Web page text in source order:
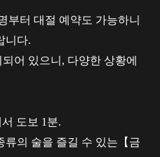
부터 대절 예약도 가능하니
니다.
어 있으니, 다양한 상황에
도보 1분.
류의 술을 즐길 수 있는【금